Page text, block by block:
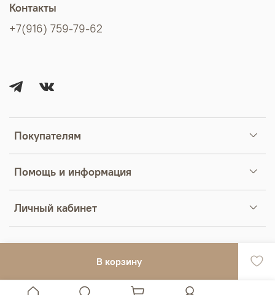
В корзину
Покупателям
Помощь и информация
Личный кабинет
Контакты
+7(916) 759-79-62